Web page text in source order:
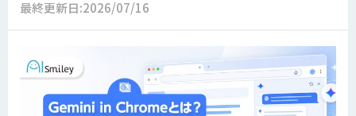
最終更新日:2026/07/16